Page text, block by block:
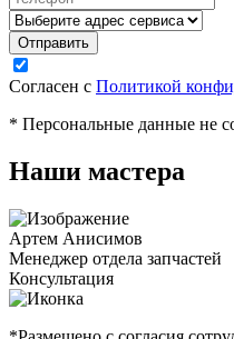
Согласен с Политикой
* Персональные данные не
Наши мастера
Артем Анисимов
Менеджер отдела запчастей
Консультация